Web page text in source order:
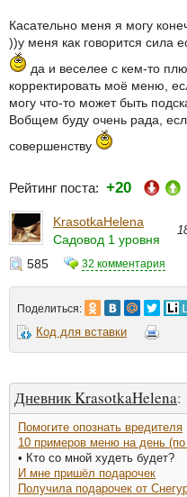
Касательно меня я могу
))у меня как говорится сила
да и веселее с кем-то
корректировать моё меню,
могу что-то может быть
Вобщем буду очень рада,
совершенству
Рейтинг поста: +20
KrasotkaHelena
Садовод 1 уровня
585 32 комментария
Поделиться:
Код для вставки
Дневник KrasotkaHelena:
Помогите опознать вредителя
10 примеров меню на день
• Кто со мной худеть будет?
И мне пришёл подарочек
Получила подарочек от